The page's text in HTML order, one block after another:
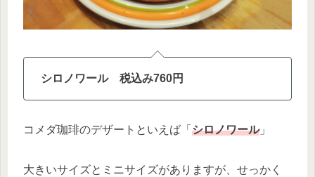
シロノワール 税込み760円
コメダ珈琲のデザートといえば「 シロノワール」
大きいサイズとミニサイズがありますが、せっかく